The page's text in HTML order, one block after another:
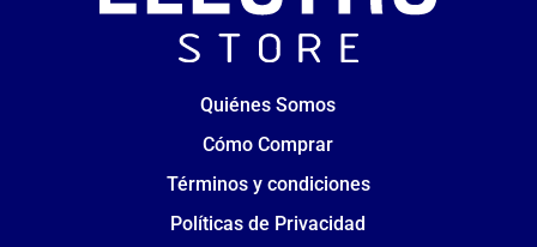
Quiénes Somos
Cómo Comprar
Términos y condiciones
Políticas de Privacidad